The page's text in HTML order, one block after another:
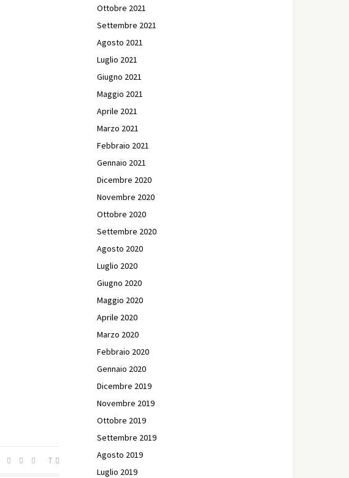
7
Ottobre 2021
Settembre 2021
Agosto 2021
Luglio 2021
Giugno 2021
Maggio 2021
Aprile 2021
Marzo 2021
Febbraio 2021
Gennaio 2021
Dicembre 2020
Novembre 2020
Ottobre 2020
Settembre 2020
Agosto 2020
Luglio 2020
Giugno 2020
Maggio 2020
Aprile 2020
Marzo 2020
Febbraio 2020
Gennaio 2020
Dicembre 2019
Novembre 2019
Ottobre 2019
Settembre 2019
Agosto 2019
Luglio 2019